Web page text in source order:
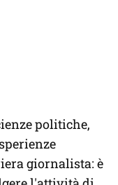
politiche,
giornalista: è